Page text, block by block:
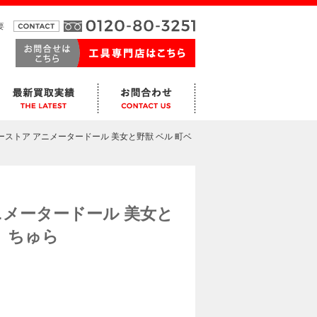
ストア アニメータードール 美女と野獣 ベル 町ベ
ータードール 美女と
ちゅら